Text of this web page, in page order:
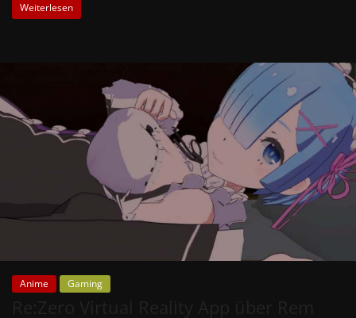
Weiterlesen
Anime Gaming